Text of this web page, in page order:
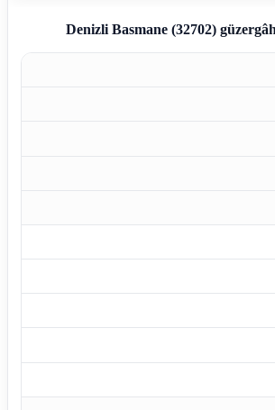
Denizli Basmane (32702)